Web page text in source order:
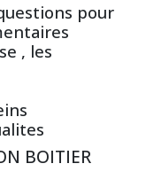
pour
, les
BOITIER